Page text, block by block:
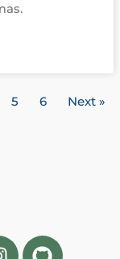
5 6 Next »
Github